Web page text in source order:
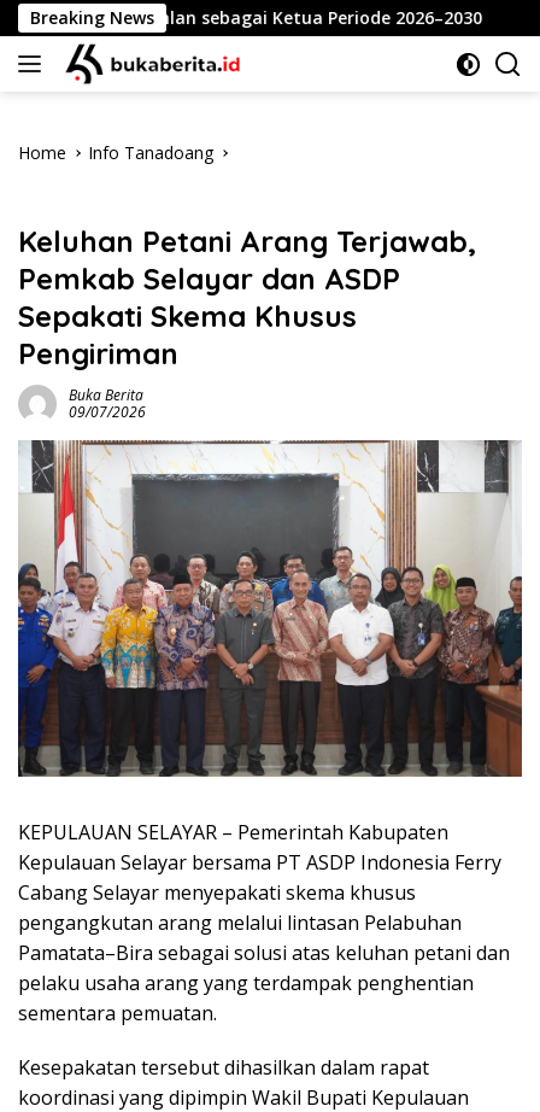
Skip
to
content
Breaking News
Dahlan sebagai Ketua Periode 2026–2030
Home Info Tanadoang
Keluhan Petani Arang Terjawab,
Pemkab Selayar dan ASDP
Sepakati Skema Khusus
Pengiriman
Buka Berita
09/07/2026
KEPULAUAN SELAYAR – Pemerintah Kabupaten
Kepulauan Selayar bersama PT ASDP Indonesia Ferry
Cabang Selayar menyepakati skema khusus
pengangkutan arang melalui lintasan Pelabuhan
Pamatata–Bira sebagai solusi atas keluhan petani dan
pelaku usaha arang yang terdampak penghentian
sementara pemuatan.
Kesepakatan tersebut dihasilkan dalam rapat
koordinasi yang dipimpin Wakil Bupati Kepulauan